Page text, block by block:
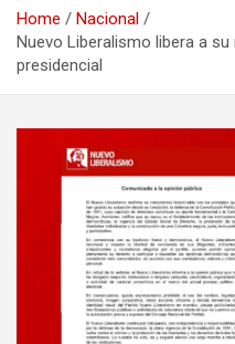
Home
Nacional
Nuevo Liberalismo libera a
presidencial